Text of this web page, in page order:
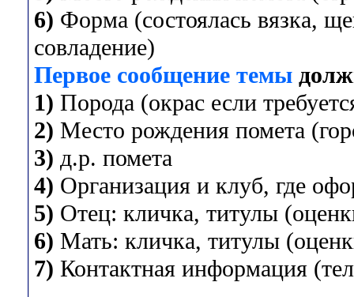
6) Форма (состоялась вязка,
совладение)
Первое сообщение темы
1) Порода (окрас если
2) Место рождения помета
3) д.р. помета
4) Организация и клуб, где
5) Отец: кличка, титулы
6) Мать: кличка, титулы
7) Контактная информация